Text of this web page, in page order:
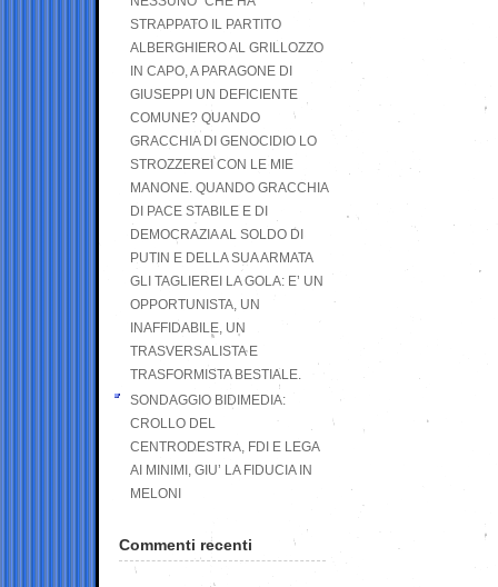
STRAPPATO IL PARTITO
ALBERGHIERO AL GRILLOZZO
IN CAPO, A PARAGONE DI
GIUSEPPI UN DEFICIENTE
COMUNE? QUANDO
GRACCHIA DI GENOCIDIO LO
STROZZEREI CON LE MIE
MANONE. QUANDO GRACCHIA
DI PACE STABILE E DI
DEMOCRAZIA AL SOLDO DI
PUTIN E DELLA SUA ARMATA
GLI TAGLIEREI LA GOLA: E’ UN
OPPORTUNISTA, UN
INAFFIDABILE, UN
TRASVERSALISTA E
TRASFORMISTA BESTIALE.
SONDAGGIO BIDIMEDIA:
CROLLO DEL
CENTRODESTRA, FDI E LEGA
AI MINIMI, GIU’ LA FIDUCIA IN
MELONI
Commenti recenti